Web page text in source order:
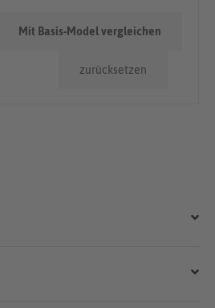
zurücksetzen
Mit Basis-Model vergleichen